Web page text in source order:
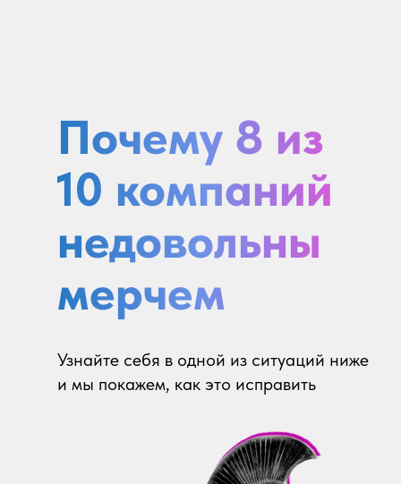
Почему 8 из
10 компаний
недовольны
мерчем
Узнайте себя в одной из ситуаций ниже
и мы покажем, как это исправить